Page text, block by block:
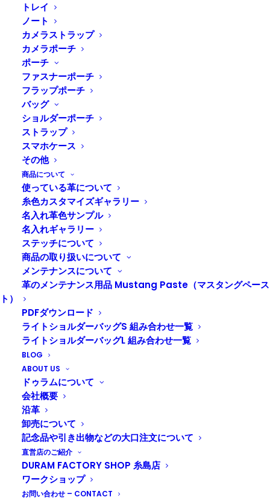
トレイ
ノート
カメラストラップ
カメラポーチ
ポーチ
ファスナーポーチ
フラップポーチ
バッグ
ショルダーポーチ
ストラップ
スマホケース
その他
商品について
使っている革について
糸色カスタマイズギャラリー
名入れ革色サンプル
名入れギャラリー
ステッチについて
商品の取り扱いについて
メンテナンスについて
革のメンテナンス用品 Mustang Paste（マスタングペース
ト）
PDFダウンロード
ライトショルダーバッグS 組み合わせ一覧
ライトショルダーバッグL 組み合わせ一覧
BLOG
ABOUT US
ドゥラムについて
会社概要
沿革
卸売について
記念品や引き出物などの大口注文について
直営店のご紹介
DURAM FACTORY SHOP 糸島店
ワークショップ
お問い合わせ – CONTACT
明けましておめでとうございます。
工房のスタッフ一同で櫻井神社に初詣に行ってきまし
た。
森の中の神社は静謐な雰囲気で、やっぱり気が引き締ま
ります。
今年は新店舗など色々と大変な年になりそうですが、
初心を忘れずに丁寧に仕事していきたいと思います。
皆さんにとって良い一年になりますように。